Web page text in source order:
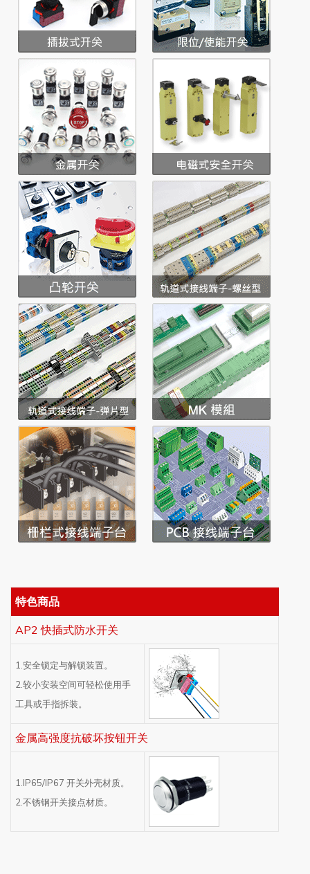
特色商品
AP2 快插式防水开关
1.安全锁定与解锁装置。
2.较小安装空间可轻松使用手
工具或手指拆装。
金属高强度抗破坏按钮开关
1.IP65/IP67 开关外壳材质。
2.不锈钢开关接点材质。